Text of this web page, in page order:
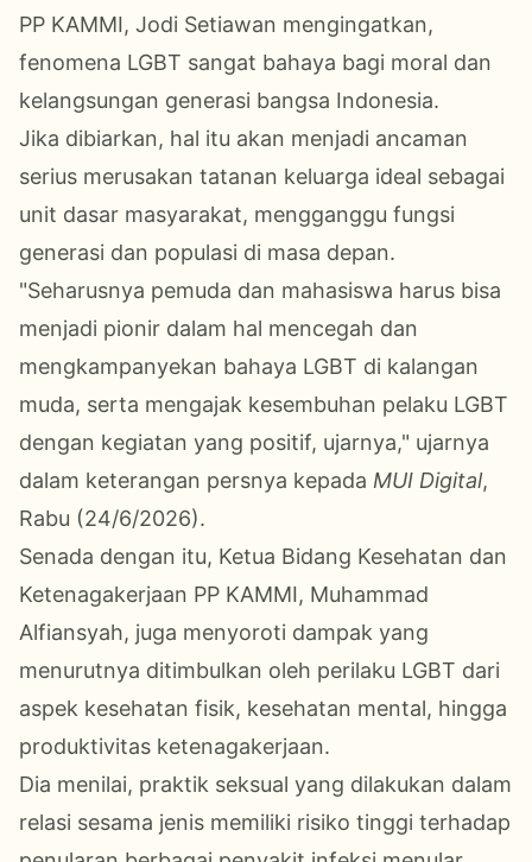
PP KAMMI, Jodi Setiawan mengingatkan,
fenomena LGBT sangat bahaya bagi moral dan
kelangsungan generasi bangsa Indonesia.
Jika dibiarkan, hal itu akan menjadi ancaman
serius merusakan tatanan keluarga ideal sebagai
unit dasar masyarakat, mengganggu fungsi
generasi dan populasi di masa depan.
"Seharusnya pemuda dan mahasiswa harus bisa
menjadi pionir dalam hal mencegah dan
mengkampanyekan bahaya LGBT di kalangan
muda, serta mengajak kesembuhan pelaku LGBT
dengan kegiatan yang positif, ujarnya," ujarnya
dalam keterangan persnya kepada MUI Digital,
Rabu (24/6/2026).
Senada dengan itu, Ketua Bidang Kesehatan dan
Ketenagakerjaan PP KAMMI, Muhammad
Alfiansyah, juga menyoroti dampak yang
menurutnya ditimbulkan oleh perilaku LGBT dari
aspek kesehatan fisik, kesehatan mental, hingga
produktivitas ketenagakerjaan.
Dia menilai, praktik seksual yang dilakukan dalam
relasi sesama jenis memiliki risiko tinggi terhadap